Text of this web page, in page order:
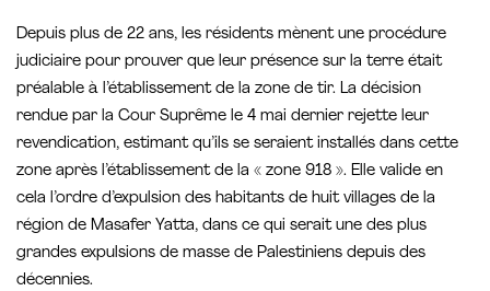
Depuis plus de 22 ans, les résidents mènent une procédure
judiciaire pour prouver que leur présence sur la terre était
préalable à l’établissement de la zone de tir. La décision
rendue par la Cour Suprême le 4 mai dernier rejette leur
revendication, estimant qu’ils se seraient installés dans cette
zone après l’établissement de la « zone 918 ». Elle valide en
cela l’ordre d’expulsion des habitants de huit villages de la
région de Masafer Yatta, dans ce qui serait une des plus
grandes expulsions de masse de Palestiniens depuis des
décennies.